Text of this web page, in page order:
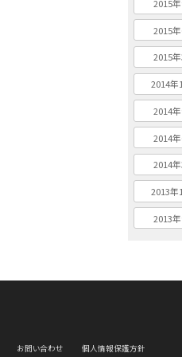
2015
2015
2015
2014年
2014
2014
2014
2013年
2013
お問い合わせ 個人情報保護方針